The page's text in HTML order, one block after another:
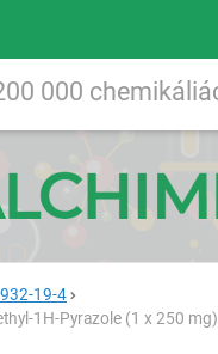
19-4
1H-Pyrazole (1 x 250 mg)